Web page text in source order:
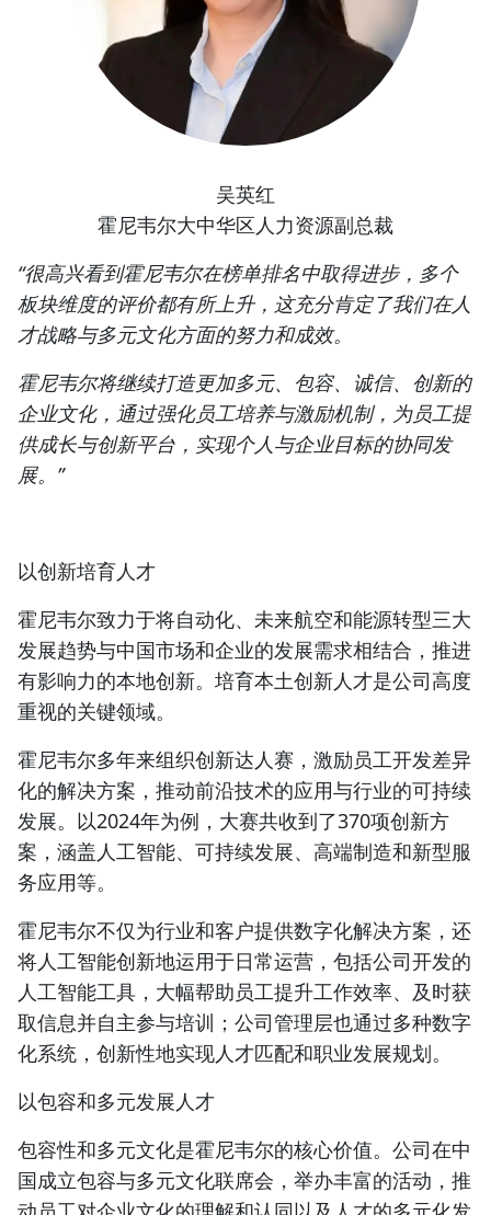
吴英红
霍尼韦尔大中华区人力资源副总裁
“很高兴看到霍尼韦尔在榜单排名中取得进步，多个
板块维度的评价都有所上升，这充分肯定了我们在人
才战略与多元文化方面的努力和成效。
霍尼韦尔将继续打造更加多元、包容、诚信、创新的
企业文化，通过强化员工培养与激励机制，为员工提
供成长与创新平台，实现个人与企业目标的协同发
展。”
以创新培育人才
霍尼韦尔致力于将自动化、未来航空和能源转型三大
发展趋势与中国市场和企业的发展需求相结合，推进
有影响力的本地创新。培育本土创新人才是公司高度
重视的关键领域。
霍尼韦尔多年来组织创新达人赛，激励员工开发差异
化的解决方案，推动前沿技术的应用与行业的可持续
发展。以2024年为例，大赛共收到了370项创新方
案，涵盖人工智能、可持续发展、高端制造和新型服
务应用等。
霍尼韦尔不仅为行业和客户提供数字化解决方案，还
将人工智能创新地运用于日常运营，包括公司开发的
人工智能工具，大幅帮助员工提升工作效率、及时获
取信息并自主参与培训；公司管理层也通过多种数字
化系统，创新性地实现人才匹配和职业发展规划。
以包容和多元发展人才
包容性和多元文化是霍尼韦尔的核心价值。公司在中
国成立包容与多元文化联席会，举办丰富的活动，推